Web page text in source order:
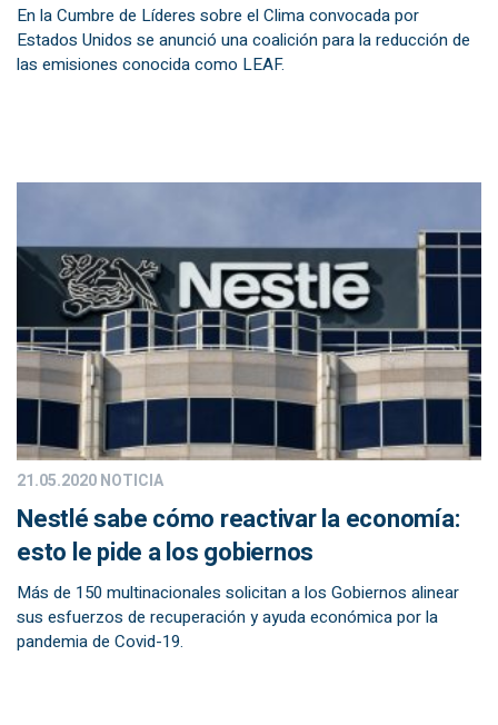
En la Cumbre de Líderes sobre el Clima convocada por
Estados Unidos se anunció una coalición para la reducción de
las emisiones conocida como LEAF.
21.05.2020NOTICIA
Nestlé sabe cómo reactivar la economía:
esto le pide a los gobiernos
Más de 150 multinacionales solicitan a los Gobiernos alinear
sus esfuerzos de recuperación y ayuda económica por la
pandemia de Covid-19.